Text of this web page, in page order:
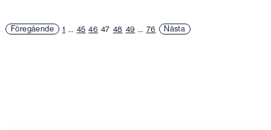
Föregående 1 … 45 46 47 48 49 … 76 Nästa